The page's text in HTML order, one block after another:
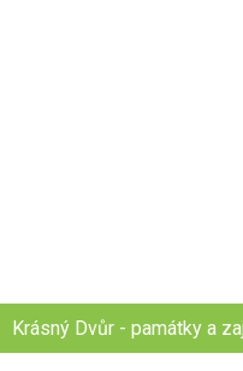
Krásný Dvůr - památky a